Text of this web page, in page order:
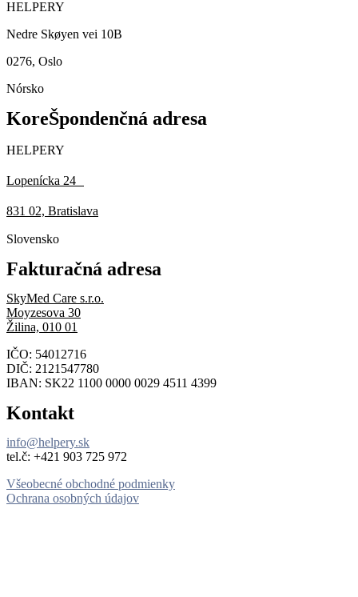
HELPERY
Nedre Skøyen vei 10B
0276, Oslo
Nórsko
KoreŠpondenčná adresa
HELPERY
Lopenícka 24
831 02, Bratislava
Slovensko
Fakturačná adresa
SkyMed Care s.r.o.
Moyzesova 30
Žilina, 010 01
IČO: 54012716
DIČ: 2121547780
IBAN: SK22 1100 0000 0029 4511 4399
Kontakt
info@helpery.sk
tel.č: ‪+421 903 725 972
Všeobecné obchodné podmienky
Ochrana osobných údajov